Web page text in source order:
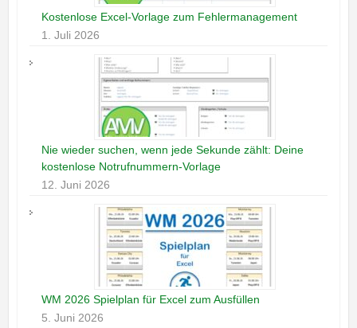
Kostenlose Excel-Vorlage zum Fehlermanagement
1. Juli 2026
Nie wieder suchen, wenn jede Sekunde zählt: Deine
kostenlose Notrufnummern-Vorlage
12. Juni 2026
WM 2026 Spielplan für Excel zum Ausfüllen
5. Juni 2026